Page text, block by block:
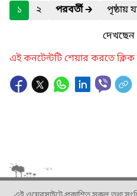
১
২ পরবর্তী🡲
পৃষ্ঠায়
দেখছেন
এই কনটেন্টটি শেয়ার করতে